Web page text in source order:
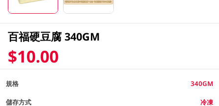
百福硬豆腐 340GM
$10.00
規格 340GM
儲存方式 冷凍